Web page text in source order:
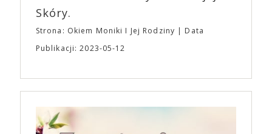
Skóry.
Strona: Okiem Moniki I Jej Rodziny
Data
Publikacji: 2023-05-12